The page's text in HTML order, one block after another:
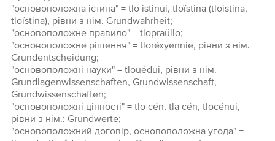
"основоположна істина" = tlo istinui, tloïstina (tloistina,
tloístina), рівни з нім. Grundwahrheit;
"основоположне правило" = tlopraüilo;
"основоположне рішення" = tloréxyennie, рівни з нім.
Grundentscheidung;
"основоположні науки" = tlouédui, рівни з нім.
Grundlagenwissenschaften, Grundwissenschaft,
Grundwissenschaften;
"основоположні цінності" = tlo cén, tla cén, tlocénui,
рівни з нім.: Grundwerte;
"основоположний договір, основоположна угода" =